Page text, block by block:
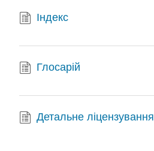
Індекс
Глосарій
Детальне ліцензування